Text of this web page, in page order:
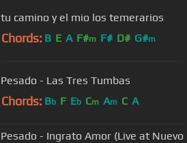
tu camino y el mio los temerarios
Chords: B E A F#m F# D# G#m
Pesado - Las Tres Tumbas
Chords: Bb F Eb Cm Am C A
Pesado - Ingrato Amor (Live at Nuevo